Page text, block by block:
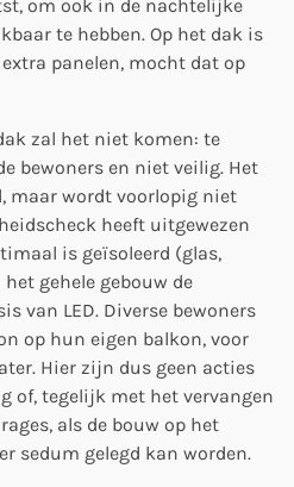
om ook in de nachtelijke
te hebben. Op het dak is
panelen, mocht dat op
zal het niet komen: te
bewoners en niet veilig. Het
maar wordt voorlopig niet
heeft uitgewezen
is geïsoleerd (glas,
gehele gebouw de
van LED. Diverse bewoners
op hun eigen balkon, voor
Hier zijn dus geen acties
of, tegelijk met het vervangen
als de bouw op het
sedum gelegd kan worden.